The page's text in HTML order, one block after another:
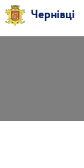
Чернівці